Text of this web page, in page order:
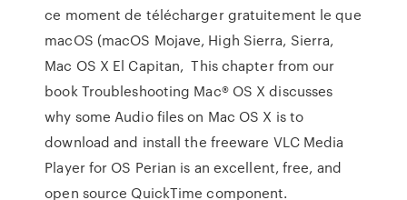
ce moment de télécharger gratuitement le que
macOS (macOS Mojave, High Sierra, Sierra,
Mac OS X El Capitan, This chapter from our
book Troubleshooting Mac® OS X discusses
why some Audio files on Mac OS X is to
download and install the freeware VLC Media
Player for OS Perian is an excellent, free, and
open source QuickTime component.